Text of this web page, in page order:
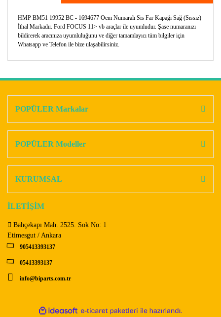
HMP BM51 19952 BC - 1694677 Oem Numaralı Sis Far Kapağı Sağ (Sıssız)
İthal Markadır. Ford FOCUS 11> vb araçlar ile uyumludur. Şase numaranızı
bildirerek aracınıza uyumluluğunu ve diğer tamamlayıcı tüm bilgiler için
Whatsapp ve Telefon ile bize ulaşabilirsiniz.
Ürün açıklamasında eksik bilgiler bulunuyor.
Bu ürüne benzer farklı alternatifler olmalı.
POPÜLER Markalar
POPÜLER Modeller
KURUMSAL
İLETİŞİM
Bahçekapı Mah. 2525. Sok No: 1
Etimesgut / Ankara
905413393137
05413393137
info@biparts.com.tr
ideasoft
e-